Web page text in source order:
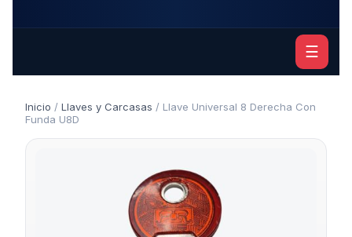
☰
Inicio / Llaves y Carcasas / Llave Universal 8 Derecha Con
Funda U8D